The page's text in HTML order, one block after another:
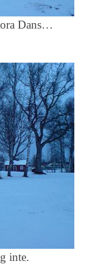
Dans…
inte.